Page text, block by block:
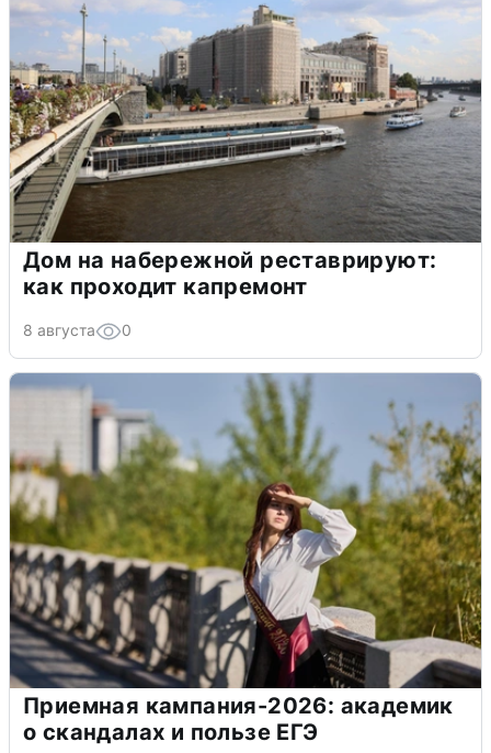
Дом на набережной реставрируют:
как проходит капремонт
8 августа 0
Приемная кампания-2026: академик
о скандалах и пользе ЕГЭ